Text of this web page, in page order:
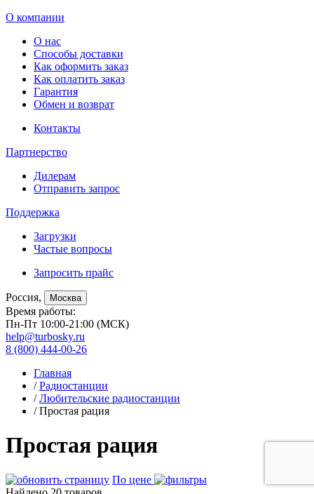
О компании
О нас
Способы доставки
Как оформить заказ
Как оплатить заказ
Гарантия
Обмен и возврат
Контакты
Партнерство
Дилерам
Отправить запрос
Поддержка
Загрузки
Частые вопросы
Запросить прайс
Россия, Москва
Время работы:
Пн-Пт 10:00-21:00 (МСК)
help@turbosky.ru
8 (800) 444-00-26
Главная
/Радиостанции
/Любительские радиостанции
/ Простая рация
Простая рация
По цене